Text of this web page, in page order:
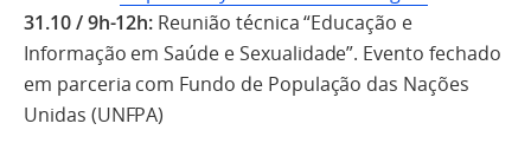
31.10 / 9h-12h: Reunião técnica “Educação e
Informação em Saúde e Sexualidade”. Evento fechado
em parceria com Fundo de População das Nações
Unidas (UNFPA)